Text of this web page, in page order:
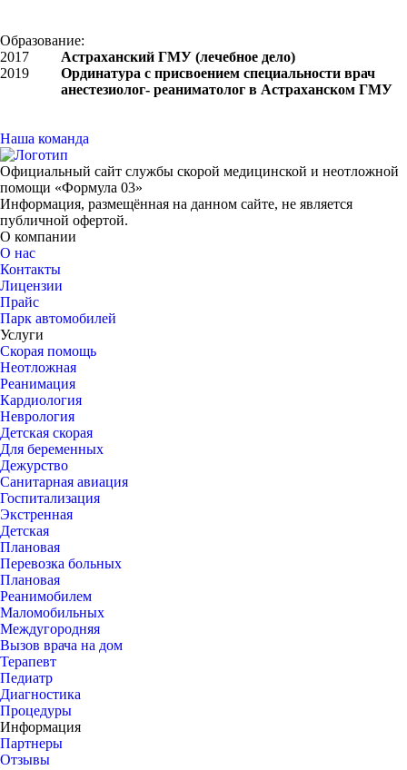
Образование:
2017
Астраханский ГМУ (лечебное дело)
2019
Ординатура с присвоением специальности врач
анестезиолог- реаниматолог в Астраханском ГМУ
Наша команда
Официальный сайт службы скорой медицинской и неотложной
помощи «Формула 03»
Информация, размещённая на данном сайте, не является
публичной офертой.
О компании
О нас
Контакты
Лицензии
Прайс
Парк автомобилей
Услуги
Скорая помощь
Неотложная
Реанимация
Кардиология
Неврология
Детская скорая
Для беременных
Дежурство
Санитарная авиация
Госпитализация
Экстренная
Детская
Плановая
Перевозка больных
Плановая
Реанимобилем
Маломобильных
Междугородняя
Вызов врача на дом
Терапевт
Педиатр
Диагностика
Процедуры
Информация
Партнеры
Отзывы